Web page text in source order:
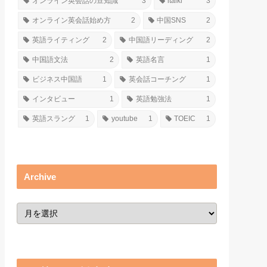
オンライン英会話始め方 2 中国SNS 2
英語ライティング 2 中国語リーディング 2
中国語文法 2 英語名言 1
ビジネス中国語 1 英会話コーチング 1
インタビュー 1 英語勉強法 1
英語スラング 1 youtube 1 TOEIC 1
Archive